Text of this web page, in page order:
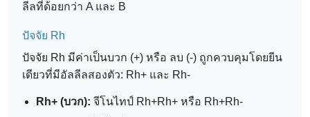
ลีลที่ด้อยกว่า A และ B
ปัจจัย Rh
ปัจจัย Rh มีค่าเป็นบวก (+) หรือ ลบ (-) ถูกควบคุมโดยยีน
เดียวที่มีอัลลีลสองตัว: Rh+ และ Rh-
Rh+ (บวก): จีโนไทป์ Rh+Rh+ หรือ Rh+Rh-